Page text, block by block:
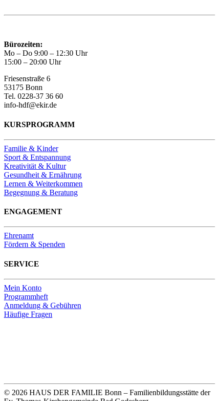
Bürozeiten:
Mo – Do 9:00 – 12:30 Uhr
15:00 – 20:00 Uhr
Friesenstraße 6
53175 Bonn
Tel. 0228-37 36 60
info-hdf@ekir.de
KURSPROGRAMM
Familie & Kinder
Sport & Entspannung
Kreativität & Kultur
Gesundheit & Ernährung
Lernen & Weiterkommen
Begegnung & Beratung
ENGAGEMENT
Ehrenamt
Fördern & Spenden
SERVICE
Mein Konto
Programmheft
Anmeldung & Gebühren
Häufige Fragen
© 2026 HAUS DER FAMILIE Bonn – Familienbildungsstätte der